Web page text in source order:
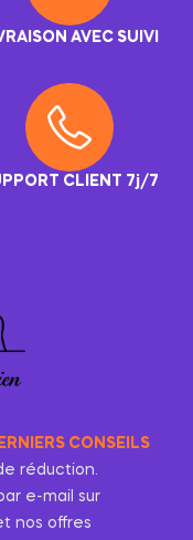
AVEC SUIVI
CLIENT 7j/7
CONSEILS
réduction.
e-mail sur
nos offres